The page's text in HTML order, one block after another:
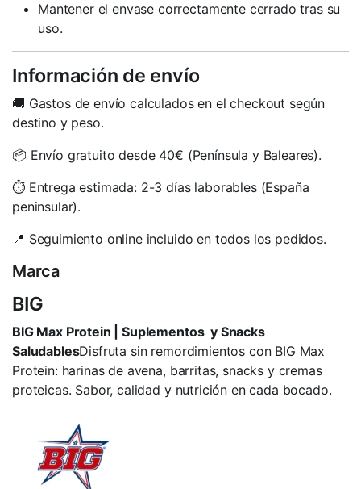
Mantener el envase correctamente cerrado tras su
uso.
Información de envío
🚚 Gastos de envío calculados en el checkout según
destino y peso.
📦 Envío gratuito desde 40€ (Península y Baleares).
⏱️ Entrega estimada: 2-3 días laborables (España
peninsular).
📍 Seguimiento online incluido en todos los pedidos.
Marca
BIG
BIG Max Protein | Suplementos y Snacks
SaludablesDisfruta sin remordimientos con BIG Max
Protein: harinas de avena, barritas, snacks y cremas
proteicas. Sabor, calidad y nutrición en cada bocado.